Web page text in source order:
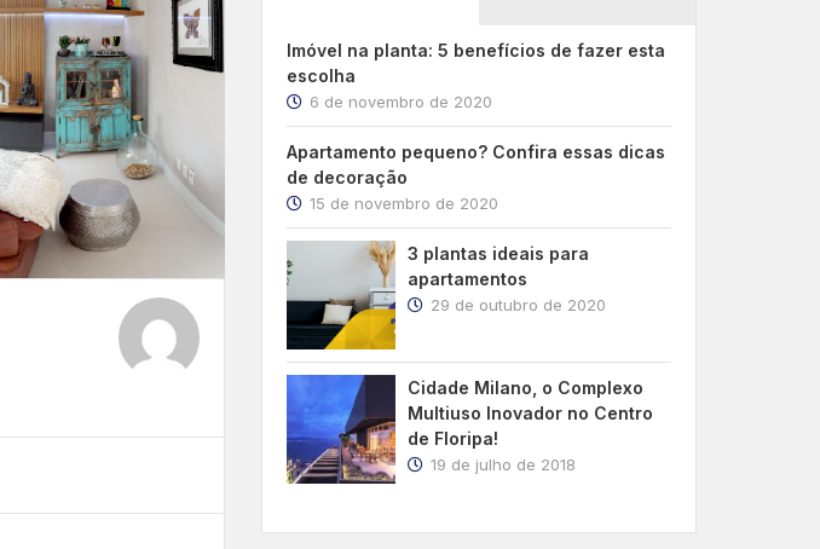
Imóvel na planta: 5 benefícios de fazer esta
escolha
6 de novembro de 2020
Apartamento pequeno? Confira essas dicas
de decoração
15 de novembro de 2020
3 plantas ideais para
apartamentos
29 de outubro de 2020
Cidade Milano, o Complexo
Multiuso Inovador no Centro
de Floripa!
19 de julho de 2018